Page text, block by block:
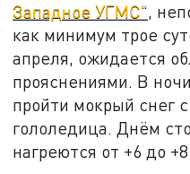
Западное УГМС",
как минимум трое
апреля, ожидается
прояснениями. В
пройти мокрый снег
гололедица. Днём
нагреются от +6 до